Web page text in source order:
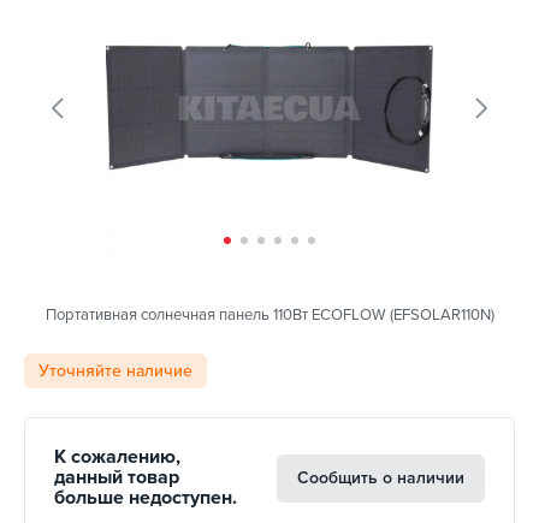
Портативная солнечная панель 110Вт ECOFLOW (EFSOLAR110N)
Уточняйте наличие
К сожалению,
данный товар
больше недоступен.
Сообщить о наличии